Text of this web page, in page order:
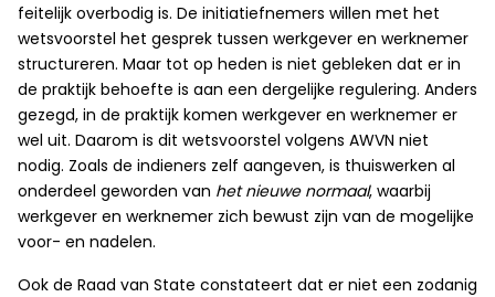
feitelijk overbodig is. De initiatiefnemers willen met het
wetsvoorstel het gesprek tussen werkgever en werknemer
structureren. Maar tot op heden is niet gebleken dat er in
de praktijk behoefte is aan een dergelijke regulering. Anders
gezegd, in de praktijk komen werkgever en werknemer er
wel uit. Daarom is dit wetsvoorstel volgens AWVN niet
nodig. Zoals de indieners zelf aangeven, is thuiswerken al
onderdeel geworden van het nieuwe normaal, waarbij
werkgever en werknemer zich bewust zijn van de mogelijke
voor- en nadelen.
Ook de Raad van State constateert dat er niet een zodanig